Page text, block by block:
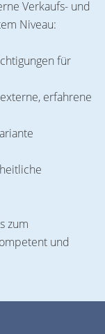
Verkaufs- und
Niveau:
für
erfahrene
zum
und